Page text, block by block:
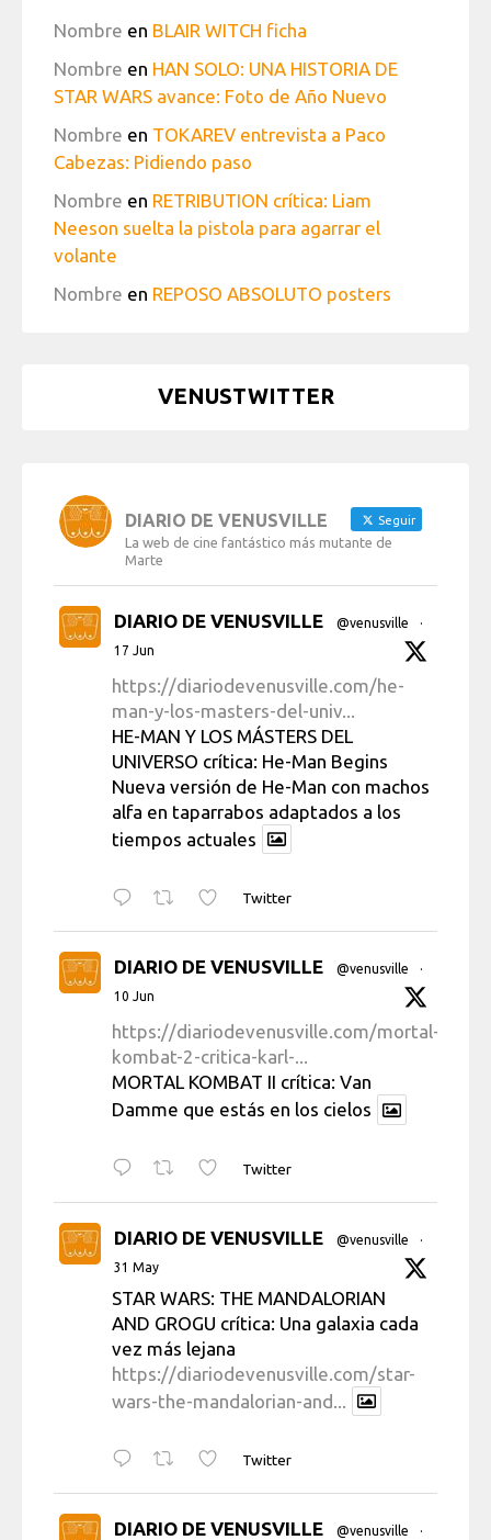
Nombre en BLAIR WITCH ficha
Nombre en HAN SOLO: UNA HISTORIA DE
STAR WARS avance: Foto de Año Nuevo
Nombre en TOKAREV entrevista a Paco
Cabezas: Pidiendo paso
Nombre en RETRIBUTION crítica: Liam
Neeson suelta la pistola para agarrar el
volante
Nombre en REPOSO ABSOLUTO posters
VENUSTWITTER
DIARIO DE VENUSVILLE Seguir
La web de cine fantástico más mutante de
Marte
DIARIO DE VENUSVILLE @venusville
·
17 Jun
https://diariodevenusville.com/he-
man-y-los-masters-del-univ...
HE-MAN Y LOS MÁSTERS DEL
UNIVERSO crítica: He-Man Begins
Nueva versión de He-Man con machos
alfa en taparrabos adaptados a los
tiempos actuales
Twitter
DIARIO DE VENUSVILLE @venusville
·
10 Jun
https://diariodevenusville.com/mortal-
kombat-2-critica-karl-...
MORTAL KOMBAT II crítica: Van
Damme que estás en los cielos
Twitter
DIARIO DE VENUSVILLE @venusville
·
31 May
STAR WARS: THE MANDALORIAN
AND GROGU crítica: Una galaxia cada
vez más lejana
https://diariodevenusville.com/star-
wars-the-mandalorian-and...
Twitter
DIARIO DE VENUSVILLE @venusville
·